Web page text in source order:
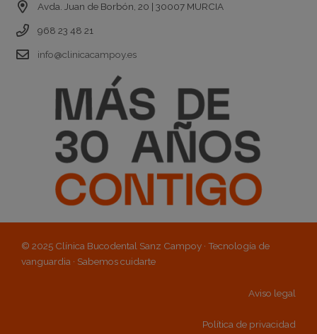
Avda. Juan de Borbón, 20 | 30007 MURCIA
968 23 48 21
info@clinicacampoy.es
© 2025 Clínica Bucodental Sanz Campoy · Tecnología de
vanguardia · Sabemos cuidarte
Aviso legal
Política de privacidad